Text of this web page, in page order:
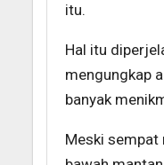
itu.
Hal itu
mengungkap
banyak
Meski sempat